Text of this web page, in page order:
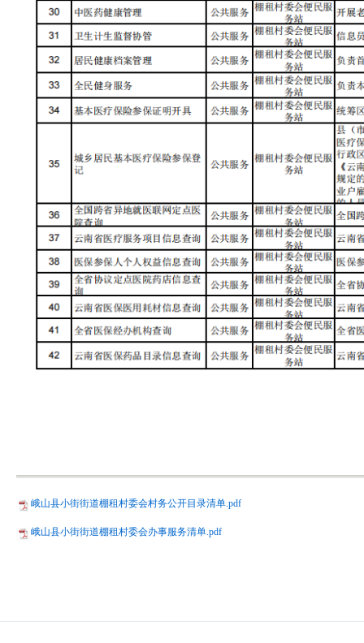
峨山县小街街道棚租村委会村务公开目录清单.pdf
峨山县小街街道棚租村委会办事服务清单.pdf